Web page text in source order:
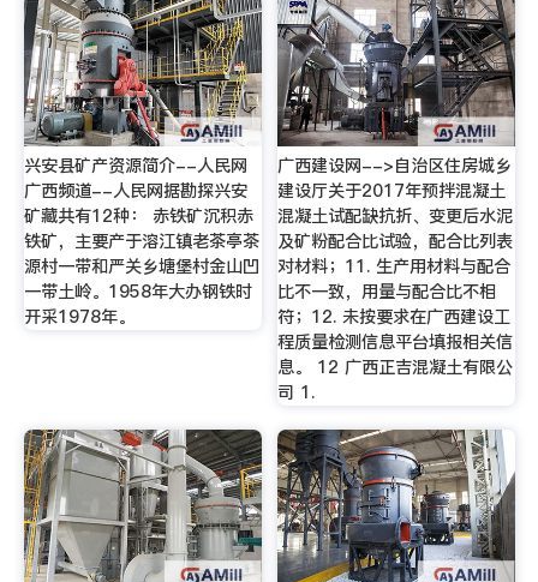
兴安县矿产资源简介--人民网
广西频道--人民网据勘探兴安
矿藏共有12种： 赤铁矿沉积赤
铁矿，主要产于溶江镇老茶亭茶
源村一带和严关乡塘堡村金山凹
一带土岭。1958年大办钢铁时
开采1978年。
广西建设网-->自治区住房城乡
建设厅关于2017年预拌混凝土
混凝土试配缺抗折、变更后水泥
及矿粉配合比试验，配合比列表
对材料；11. 生产用材料与配合
比不一致，用量与配合比不相
符；12. 未按要求在广西建设工
程质量检测信息平台填报相关信
息。 12 广西正吉混凝土有限公
司 1.